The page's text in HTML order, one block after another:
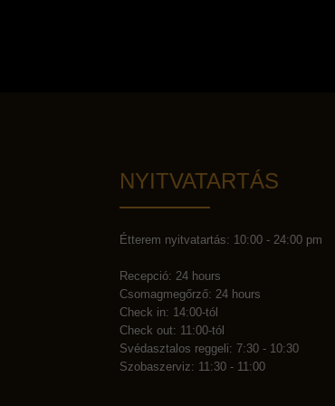
NYITVATARTÁS
Étterem nyitvatartás: 10:00 - 24:00 pm
Recepció: 24 hours
Csomagmegőrző: 24 hours
Check in: 14:00-tól
Check out: 11:00-tól
Svédasztalos reggeli: 7:30 - 10:30
Szobaszerviz: 11:30 - 11:00